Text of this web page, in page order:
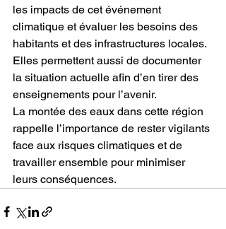
les impacts de cet événement
climatique et évaluer les besoins des
habitants et des infrastructures locales.
Elles permettent aussi de documenter
la situation actuelle afin d’en tirer des
enseignements pour l’avenir.
La montée des eaux dans cette région
rappelle l’importance de rester vigilants
face aux risques climatiques et de
travailler ensemble pour minimiser
leurs conséquences.